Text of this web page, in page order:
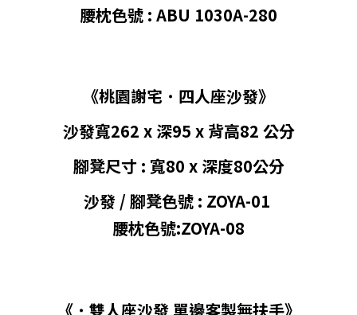
腰枕色號 : ABU 1030A-280
《桃園謝宅 ˙ 四人座沙發》
沙發寬262 x 深95 x 背高82 公分
腳凳尺寸 : 寬80 x 深度80公分
沙發 / 腳凳色號 : ZOYA-01
腰枕色號:ZOYA-08
《˙ 雙人座沙發 單邊客製無扶手》